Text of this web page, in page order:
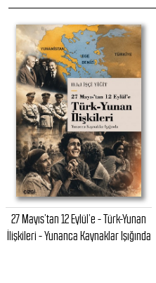
27 Mayıs’tan 12 Eylül’e - Türk-Yunan
İlişkileri - Yunanca Kaynaklar Işığında